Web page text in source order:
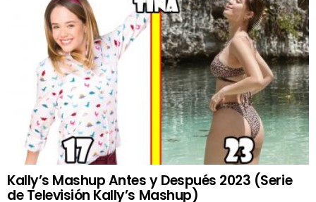
Kally’s Mashup Antes y Después 2023 (Serie
de Televisión Kally’s Mashup)